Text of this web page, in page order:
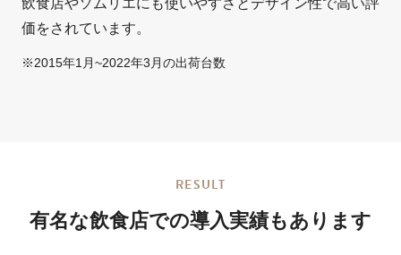
価をされています。
2015年1月~2022年3月の出荷台数
RESULT
有名な飲食店での導入実績もあります